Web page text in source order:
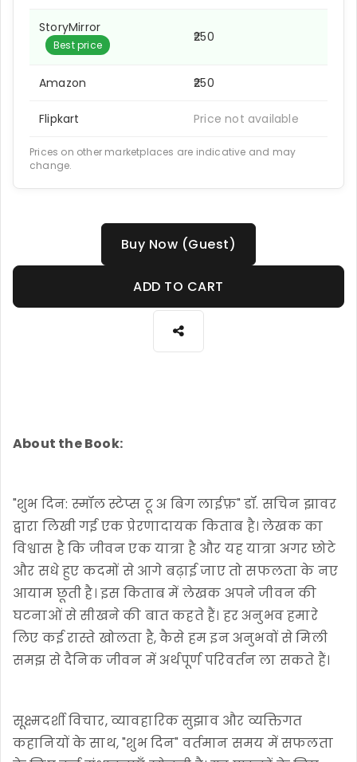
StoryMirror
Best price
₹250
Amazon ₹250
Flipkart Price not available
Prices on other marketplaces are indicative and may
change.
Buy Now (Guest)
ADD TO CART
About the Book:
"शुभ दिन: स्मॉल स्टेप्स टू अ बिग लाईफ़" डॉ. सचिन झावर
द्वारा लिखी गई एक प्रेरणादायक किताब है। लेखक का
विश्वास है कि जीवन एक यात्रा है और यह यात्रा अगर छोटे
और सधे हुए कदमों से आगे बढ़ाई जाए तो सफलता के नए
आयाम छूती है। इस किताब में लेखक अपने जीवन की
घटनाओं से सीखने की बात कहते हैं। हर अनुभव हमारे
लिए कई रास्ते खोलता है, कैसे हम इन अनुभवों से मिली
समझ से दैनिक जीवन में अर्थपूर्ण परिवर्तन ला सकते हैं।
सूक्ष्मदर्शी विचार, व्यावहारिक सुझाव और व्यक्तिगत
कहानियों के साथ, "शुभ दिन" वर्तमान समय में सफलता